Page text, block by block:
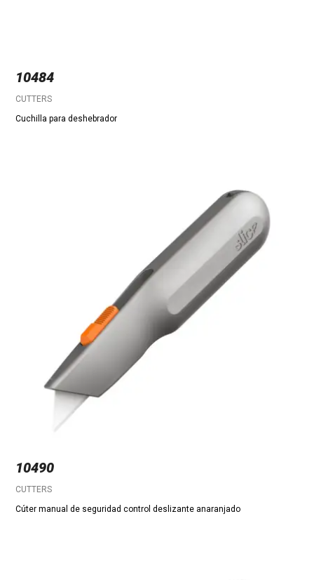
10484
CUTTERS
Cuchilla para deshebrador
10490
CUTTERS
Cúter manual de seguridad control deslizante anaranjado